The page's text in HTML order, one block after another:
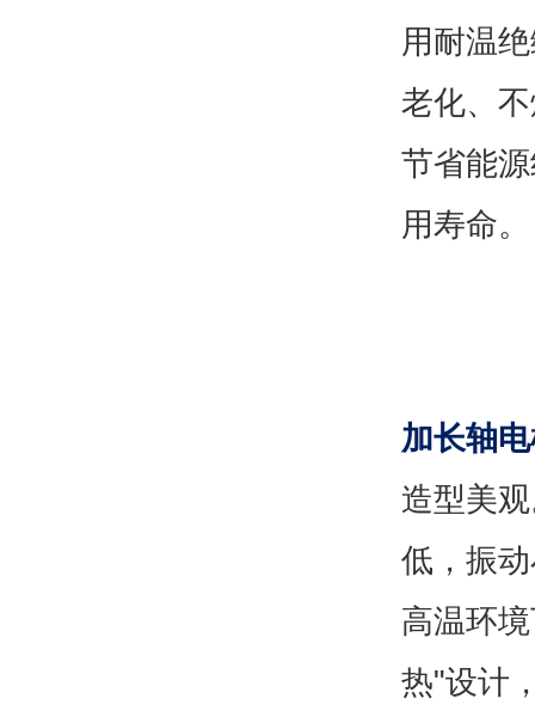
用耐温
老化、
节省能
用寿命。
加长轴
造型美
低，振
高温环
热"设计